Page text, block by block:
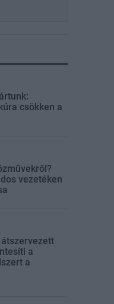
csökken a
vezetéken
átszervezett
a
a